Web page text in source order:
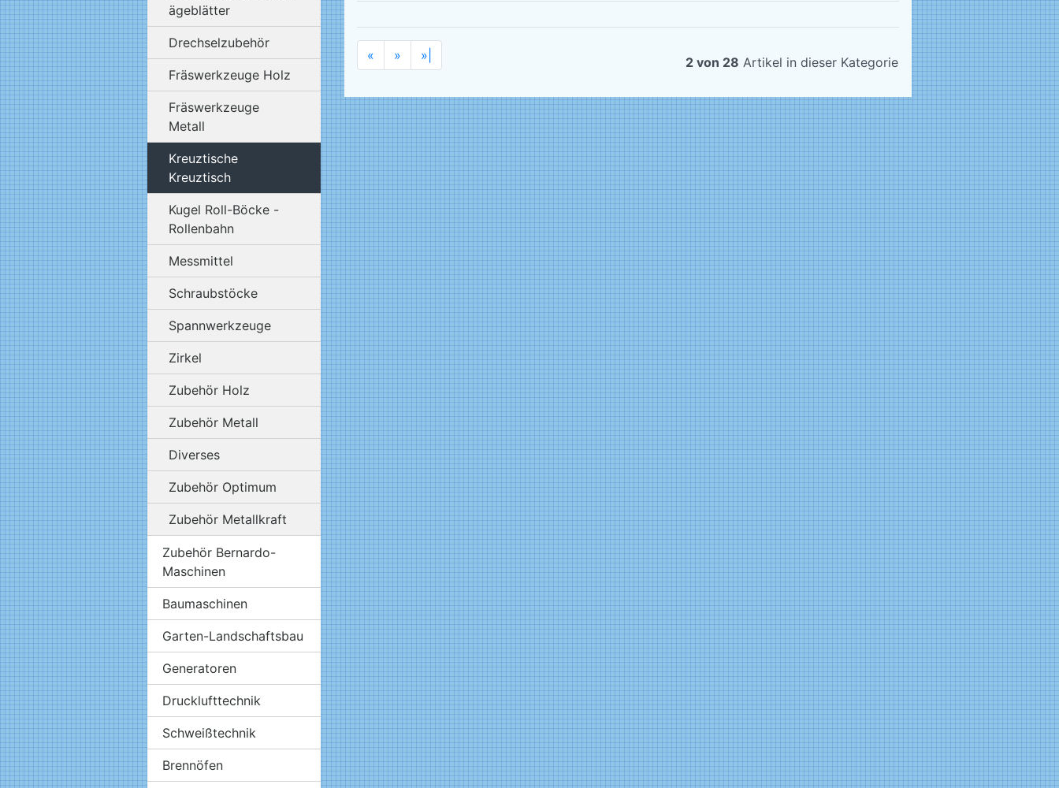
ägeblätter
Drechselzubehör
Fräswerkzeuge Holz
Fräswerkzeuge
Metall
Kreuztische
Kreuztisch
Kugel Roll-Böcke -
Rollenbahn
Messmittel
Schraubstöcke
Spannwerkzeuge
Zirkel
Zubehör Holz
Zubehör Metall
Diverses
Zubehör Optimum
Zubehör Metallkraft
Zubehör Bernardo-
Maschinen
Baumaschinen
Garten-Landschaftsbau
Generatoren
Drucklufttechnik
Schweißtechnik
Brennöfen
« » »| 2 von 28 Artikel in dieser Kategorie